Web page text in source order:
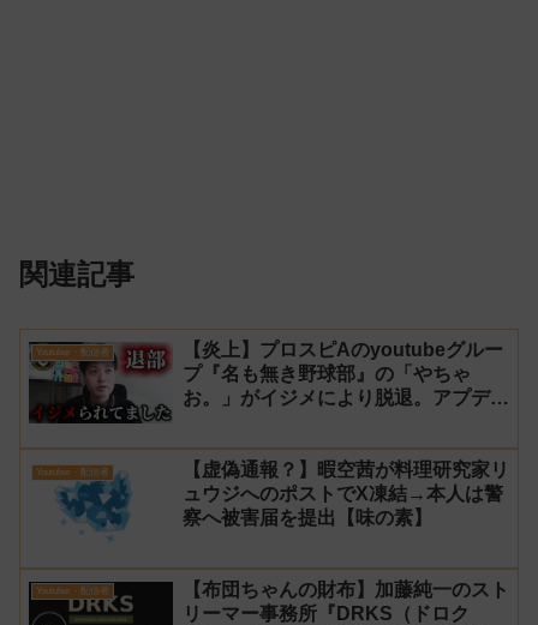
関連記事
Youtuber・配信者
【炎上】プロスピAのyoutubeグルー
プ『名も無き野球部』の「やちゃ
お。」がイジメにより脱退。アプデの
VIPが事実無根だと否定
Youtuber・配信者
【虚偽通報？】暇空茜が料理研究家リ
ュウジへのポストでX凍結→本人は警
察へ被害届を提出【味の素】
Youtuber・配信者
【布団ちゃんの財布】加藤純一のスト
リーマー事務所『DRKS（ドロク